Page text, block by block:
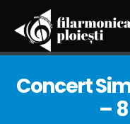
Concert
–